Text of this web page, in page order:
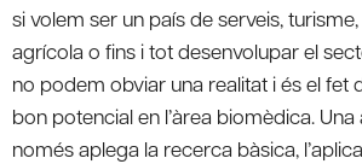
si volem ser un país de serveis,
agrícola o fins i tot desenvolupar el
no podem obviar una realitat i és el fet
bon potencial en l’àrea biomèdica.
només aplega la recerca bàsica,